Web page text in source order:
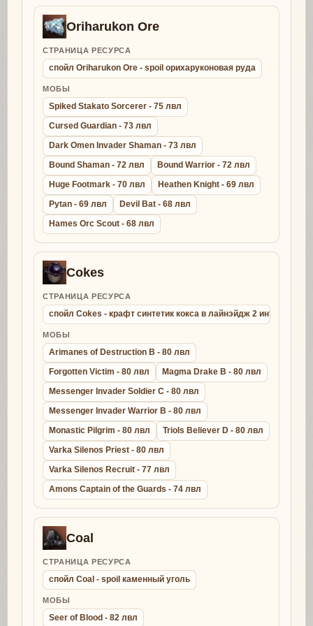
Oriharukon Ore
СТРАНИЦА РЕСУРСА
спойл Oriharukon Ore - spoil орихаруконовая руда
МОБЫ
Spiked Stakato Sorcerer - 75 лвл
Cursed Guardian - 73 лвл
Dark Omen Invader Shaman - 73 лвл
Bound Shaman - 72 лвл
Bound Warrior - 72 лвл
Huge Footmark - 70 лвл
Heathen Knight - 69 лвл
Pytan - 69 лвл
Devil Bat - 68 лвл
Hames Orc Scout - 68 лвл
Cokes
СТРАНИЦА РЕСУРСА
спойл Cokes - крафт синтетик кокса в лайнэйдж 2 интерлюд
МОБЫ
Arimanes of Destruction B - 80 лвл
Forgotten Victim - 80 лвл
Magma Drake B - 80 лвл
Messenger Invader Soldier C - 80 лвл
Messenger Invader Warrior B - 80 лвл
Monastic Pilgrim - 80 лвл
Triols Believer D - 80 лвл
Varka Silenos Priest - 80 лвл
Varka Silenos Recruit - 77 лвл
Amons Captain of the Guards - 74 лвл
Coal
СТРАНИЦА РЕСУРСА
спойл Coal - spoil каменный уголь
МОБЫ
Seer of Blood - 82 лвл